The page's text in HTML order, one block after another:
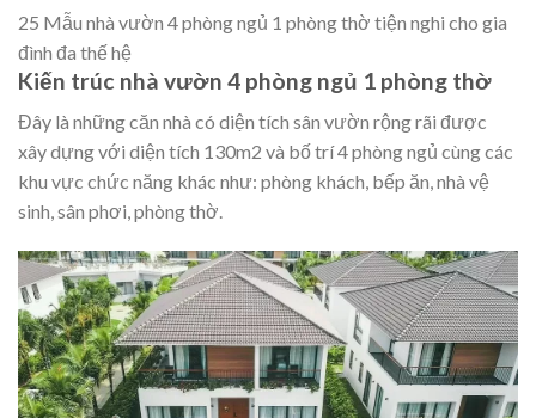
25 Mẫu nhà vườn 4 phòng ngủ 1 phòng thờ tiện nghi cho gia
đình đa thế hệ
Kiến trúc nhà vườn 4 phòng ngủ 1 phòng thờ
Đây là những căn nhà có diện tích sân vườn rộng rãi được
xây dựng với diện tích 130m2 và bố trí 4 phòng ngủ cùng các
khu vực chức năng khác như: phòng khách, bếp ăn, nhà vệ
sinh, sân phơi, phòng thờ.